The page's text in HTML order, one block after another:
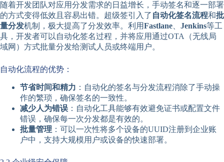
随着开发团队对应用分发需求的日益增长，手动签名和逐一部署
的方式变得低效且容易出错。超级签引入了 自动化签名流程和批
量分发机制，极大提高了分发效率。利用Fastlane Jenkins等工
具，开发者可以自动化签名过程，并将应用通过OTA（无线局
域网）方式批量分发给测试人员或终端用户。
自动化流程的优势：
节省时间和精力 ：自动化的签名与分发流程消除了手动操
作的繁琐，确保签名的一致性。
减少人为错误 ：自动化工具能够有效避免证书或配置文件
错误，确保每一次分发都是有效的。
批量管理 ：可以一次性将多个设备的UUID注册到企业账
户中，支持大规模用户或设备的快速部署。